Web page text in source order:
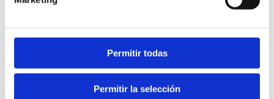
Permitir todas
Permitir la selección
También te puede
interesar...